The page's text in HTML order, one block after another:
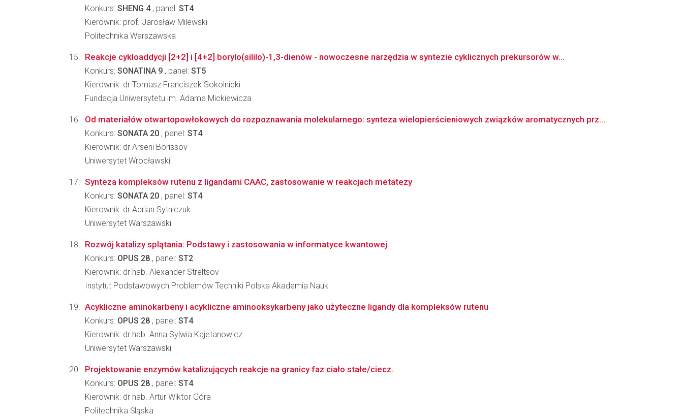
Konkurs: SHENG 4, panel: ST4
Kierownik: prof. Jarosław Milewski
Politechnika Warszawska
Reakcje cykloaddycji [2+2] i [4+2] borylo(sililo)-1,3-dienów - nowoczesne narzędzia w syntezie cyklicznych prekursorów w...
Konkurs: SONATINA 9 , panel: ST5
Kierownik: dr Tomasz Franciszek Sokolnicki
Fundacja Uniwersytetu im. Adama Mickiewicza
Od materiałów otwartopowłokowych do rozpoznawania molekularnego: synteza wielopierścieniowych związków aromatycznych prz...
Konkurs: SONATA 20 , panel: ST4
Kierownik: dr Arseni Borissov
Uniwersytet Wrocławski
Synteza kompleksów rutenu z ligandami CAAC, zastosowanie w reakcjach metatezy
Konkurs: SONATA 20 , panel: ST4
Kierownik: dr Adrian Sytniczuk
Uniwersytet Warszawski
Rozwój katalizy splątania: Podstawy i zastosowania w informatyce kwantowej
Konkurs: OPUS 28 , panel: ST2
Kierownik: dr hab. Alexander Streltsov
Instytut Podstawowych Problemów Techniki Polska Akademia Nauk
Acykliczne aminokarbeny i acykliczne aminooksykarbeny jako użyteczne ligandy dla kompleksów rutenu
Konkurs: OPUS 28 , panel: ST4
Kierownik: dr hab. Anna Sylwia Kajetanowicz
Uniwersytet Warszawski
Projektowanie enzymów katalizujących reakcje na granicy faz ciało stałe/ciecz.
Konkurs: OPUS 28 , panel: ST4
Kierownik: dr hab. Artur Wiktor Góra
Politechnika Śląska